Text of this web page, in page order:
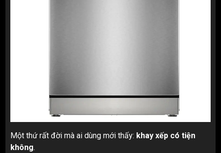
Một thứ rất đời mà ai dùng mới thấy: khay xếp có tiện
không.